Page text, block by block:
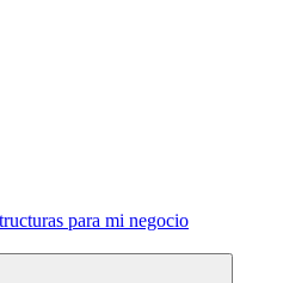
para mi negocio